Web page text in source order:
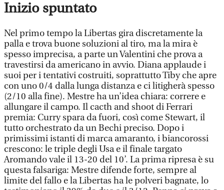
Inizio spuntato
Nel primo tempo la Libertas gira discretamente la
palla e trova buone soluzioni al tiro, ma la mira è
spesso imprecisa, a parte un Valentini che prova a
travestirsi da americano in avvio. Diana applaude i
suoi per i tentativi costruiti, soprattutto Tiby che apre
con uno 0/4 dalla lunga distanza e ci litigherà spesso
(2/10 alla fine). Mestre ha un’idea chiara: correre e
allungare il campo. Il cacth and shoot di Ferrari
premia: Curry spara da fuori, così come Stewart, il
tutto orchestrato da un Bechi preciso. Dopo i
primissimi istanti di marca amaranto, i biancorossi
crescono: le triple degli Usa e il finale targato
Aromando vale il 13-20 del 10’. La prima ripresa è su
questa falsariga: Mestre difende forte, sempre al
limite del fallo e la Libertas ha le polveri bagnate, lo